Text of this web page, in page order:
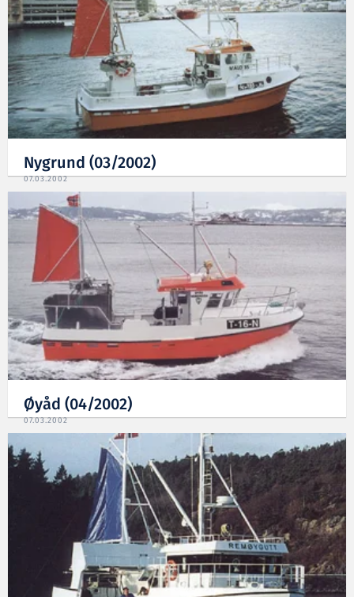
Nygrund (03/2002)
07.03.2002
Øyåd (04/2002)
07.03.2002